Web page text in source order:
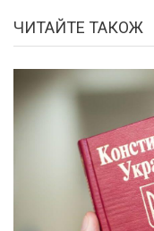
ЧИТАЙТЕ ТАКОЖ